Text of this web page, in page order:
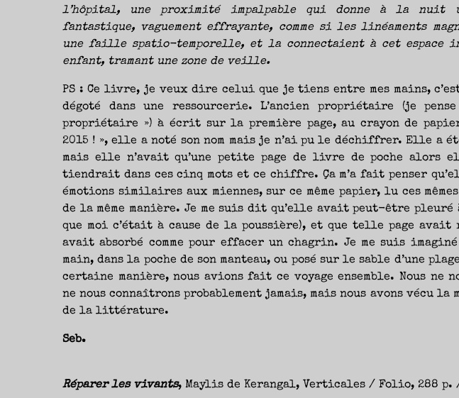
l’hôpital, une proximité impalpable qui donne à la nuit
fantastique, vaguement effrayante, comme si les linéaments
une faille spatio-temporelle, et la connectaient à cet espace
enfant, tramant une zone de veille.
PS : Ce livre, je veux dire celui que je tiens entre mes mains,
dégoté dans une ressourcerie. L’ancien propriétaire (je
propriétaire ») à écrit sur la première page, au crayon de papier
2015 ! », elle a noté son nom mais je n’ai pu le déchiffrer. Elle a
mais elle n’avait qu’une petite page de livre de poche alors
tiendrait dans ces cinq mots et ce chiffre. Ça m’a fait penser
émotions similaires aux miennes, sur ce même papier, lu ces
de la même manière. Je me suis dit qu’elle avait peut-être pleuré
que moi c’était à cause de la poussière), et que telle page avait
avait absorbé comme pour effacer un chagrin. Je me suis
main, dans la poche de son manteau, ou posé sur le sable d’une
certaine manière, nous avions fait ce voyage ensemble. Nous ne
ne nous connaîtrons probablement jamais, mais nous avons vécu la
de la littérature.
Seb.
Réparer les vivants, Maylis de Kerangal, Verticales / Folio, 288 p.